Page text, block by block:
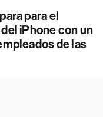
para el
iPhone con un
de las